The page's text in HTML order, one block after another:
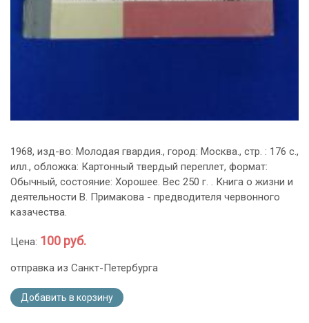
1968, изд-во: Молодая гвардия., город: Москва., стр. : 176 с.,
илл., обложка: Картонный твердый переплет, формат:
Обычный, состояние: Хорошее. Вес 250 г. . Книга о жизни и
деятельности В. Примакова - предводителя червонного
казачества.
Цена: 100 руб.
отправка из Санкт-Петербурга
Добавить в корзину